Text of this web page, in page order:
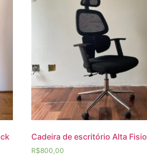
Cadeira de escritório Alta Fisio
R$800,00